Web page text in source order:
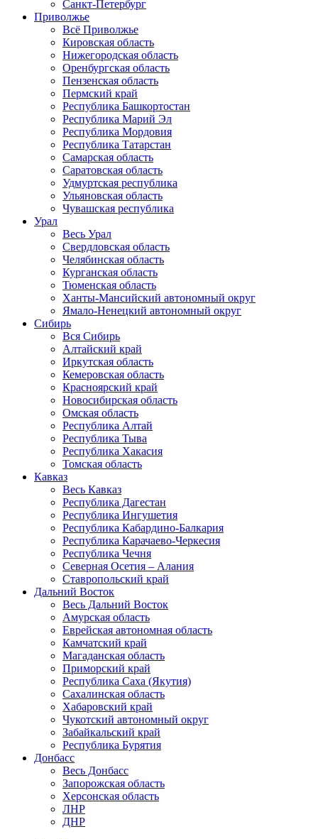
Санкт-Петербург
Приволжье
Всё Приволжье
Кировская область
Нижегородская область
Оренбургская область
Пензенская область
Пермский край
Республика Башкортостан
Республика Марий Эл
Республика Мордовия
Республика Татарстан
Самарская область
Саратовская область
Удмуртская республика
Ульяновская область
Чувашская республика
Урал
Весь Урал
Свердловская область
Челябинская область
Курганская область
Тюменская область
Ханты-Мансийский автономный округ
Ямало-Ненецкий автономный округ
Сибирь
Вся Сибирь
Алтайский край
Иркутская область
Кемеровская область
Красноярский край
Новосибирская область
Омская область
Республика Алтай
Республика Тыва
Республика Хакасия
Томская область
Кавказ
Весь Кавказ
Республика Дагестан
Республика Ингушетия
Республика Кабардино-Балкария
Республика Карачаево-Черкесия
Республика Чечня
Северная Осетия – Алания
Ставропольский край
Дальний Восток
Весь Дальний Восток
Амурская область
Еврейская автономная область
Камчатский край
Магаданская область
Приморский край
Республика Саха (Якутия)
Сахалинская область
Хабаровский край
Чукотский автономный округ
Забайкальский край
Республика Бурятия
Донбасс
Весь Донбасс
Запорожская область
Херсонская область
ЛНР
ДНР